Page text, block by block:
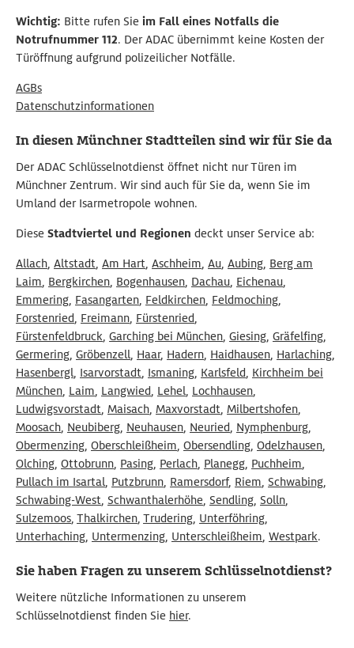
Wichtig: Bitte rufen Sie im Fall eines Notfalls die
Notrufnummer 112. Der ADAC übernimmt keine Kosten der
Türöffnung aufgrund polizeilicher Notfälle.
AGBs
Datenschutzinformationen
In diesen Münchner Stadtteilen sind wir für Sie da
Der ADAC Schlüsselnotdienst öffnet nicht nur Türen im
Münchner Zentrum. Wir sind auch für Sie da, wenn Sie im
Umland der Isarmetropole wohnen.
Diese Stadtviertel und Regionen deckt unser Service ab:
Allach, Altstadt, Am Hart, Aschheim, Au, Aubing, Berg am
Laim, Bergkirchen, Bogenhausen, Dachau, Eichenau,
Emmering, Fasangarten, Feldkirchen, Feldmoching,
Forstenried, Freimann, Fürstenried,
Fürstenfeldbruck, Garching bei München, Giesing, Gräfelfing,
Germering, Gröbenzell, Haar, Hadern, Haidhausen, Harlaching,
Hasenbergl, Isarvorstadt, Ismaning, Karlsfeld, Kirchheim bei
München, Laim, Langwied, Lehel, Lochhausen,
Ludwigsvorstadt, Maisach, Maxvorstadt, Milbertshofen,
Moosach, Neubiberg, Neuhausen, Neuried, Nymphenburg,
Obermenzing, Oberschleißheim, Obersendling, Odelzhausen,
Olching, Ottobrunn, Pasing, Perlach, Planegg, Puchheim,
Pullach im Isartal, Putzbrunn, Ramersdorf, Riem, Schwabing,
Schwabing-West, Schwanthalerhöhe, Sendling, Solln,
Sulzemoos, Thalkirchen, Trudering, Unterföhring,
Unterhaching, Untermenzing, Unterschleißheim, Westpark.
Sie haben Fragen zu unserem Schlüsselnotdienst?
Weitere nützliche Informationen zu unserem
Schlüsselnotdienst finden Sie hier.